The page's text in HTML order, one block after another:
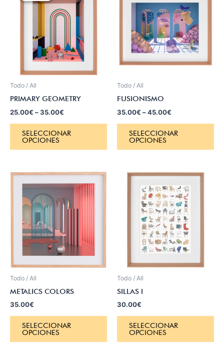
Todo / All
PRIMARY GEOMETRY
25.00€ –35.00€
SELECCIONAR
OPCIONES
Todo / All
FUSIONISMO
35.00€ –45.00€
SELECCIONAR
OPCIONES
Todo / All
METALICS COLORS
35.00€
SELECCIONAR
OPCIONES
Todo / All
SILLAS I
30.00€
SELECCIONAR
OPCIONES